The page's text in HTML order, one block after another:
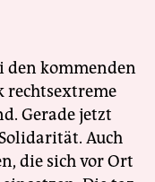
den kommenden
rechtsextreme
Gerade jetzt
Auch
die sich vor Ort